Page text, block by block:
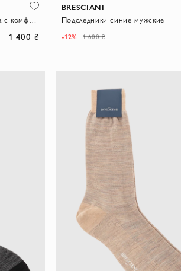
Мужские подследники синего цвета с комфортной резинкой и анатомичной посадкой
1 400 ₴
BRESCIANI
Подследники синие мужские
-12% 1 600 ₴